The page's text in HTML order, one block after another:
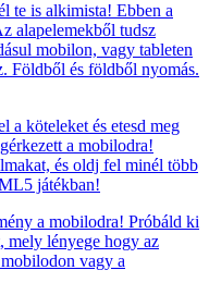
te is alkimista! Ebben a
alapelemekből tudsz
mobilon, vagy tableten
Földből és földből nyomás.
a köteleket és etesd meg
a mobilodra!
és oldj fel minél több
játékban!
a mobilodra! Próbáld ki
lényege hogy az
vagy a